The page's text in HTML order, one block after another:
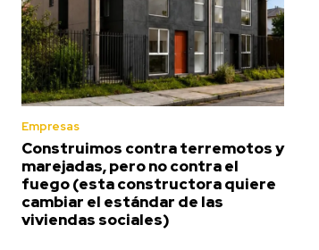
Empresas
Construimos contra terremotos y
marejadas, pero no contra el
fuego (esta constructora quiere
cambiar el estándar de las
viviendas sociales)